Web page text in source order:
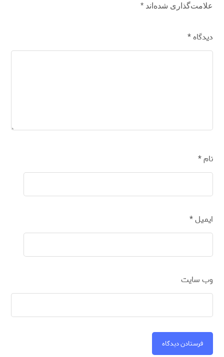
علامت‌گذاری شده‌اند*
دیدگاه*
نام*
ایمیل*
وب‌ سایت
فرستادن دیدگاه